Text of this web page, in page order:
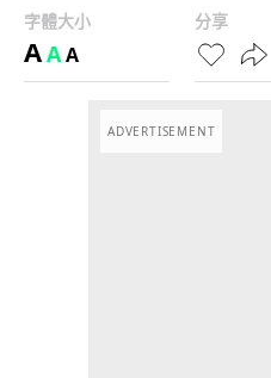
字體大小
AAA
分享
ADVERTISEMENT